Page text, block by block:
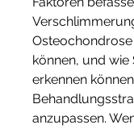
können, und wie
erkennen
anzupassen.